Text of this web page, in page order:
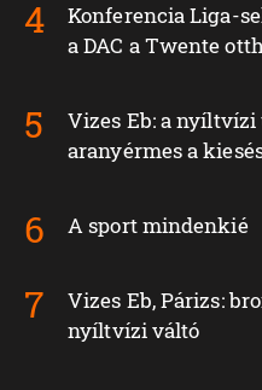
Konferencia Liga-
a DAC a Twente
Vizes Eb: a nyíltvízi
aranyérmes a
A sport mindenkié
Vizes Eb, Párizs:
nyíltvízi váltó